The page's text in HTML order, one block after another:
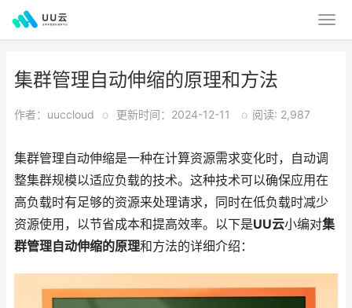
集群管理自动伸缩的原理和方法
作者：uuccloud o 更新时间：2024-12-11 o 阅读: 2,987
集群管理自动伸缩是一种在计算资源需求变化时，自动调
整集群规模以适应负载的技术。这种技术可以确保应用在
高负载时有足够的资源来处理请求，同时在低负载时减少
资源使用，以节省成本和提高效率。以下是UU云小编对集
群管理自动伸缩的原理和方法的详细介绍：